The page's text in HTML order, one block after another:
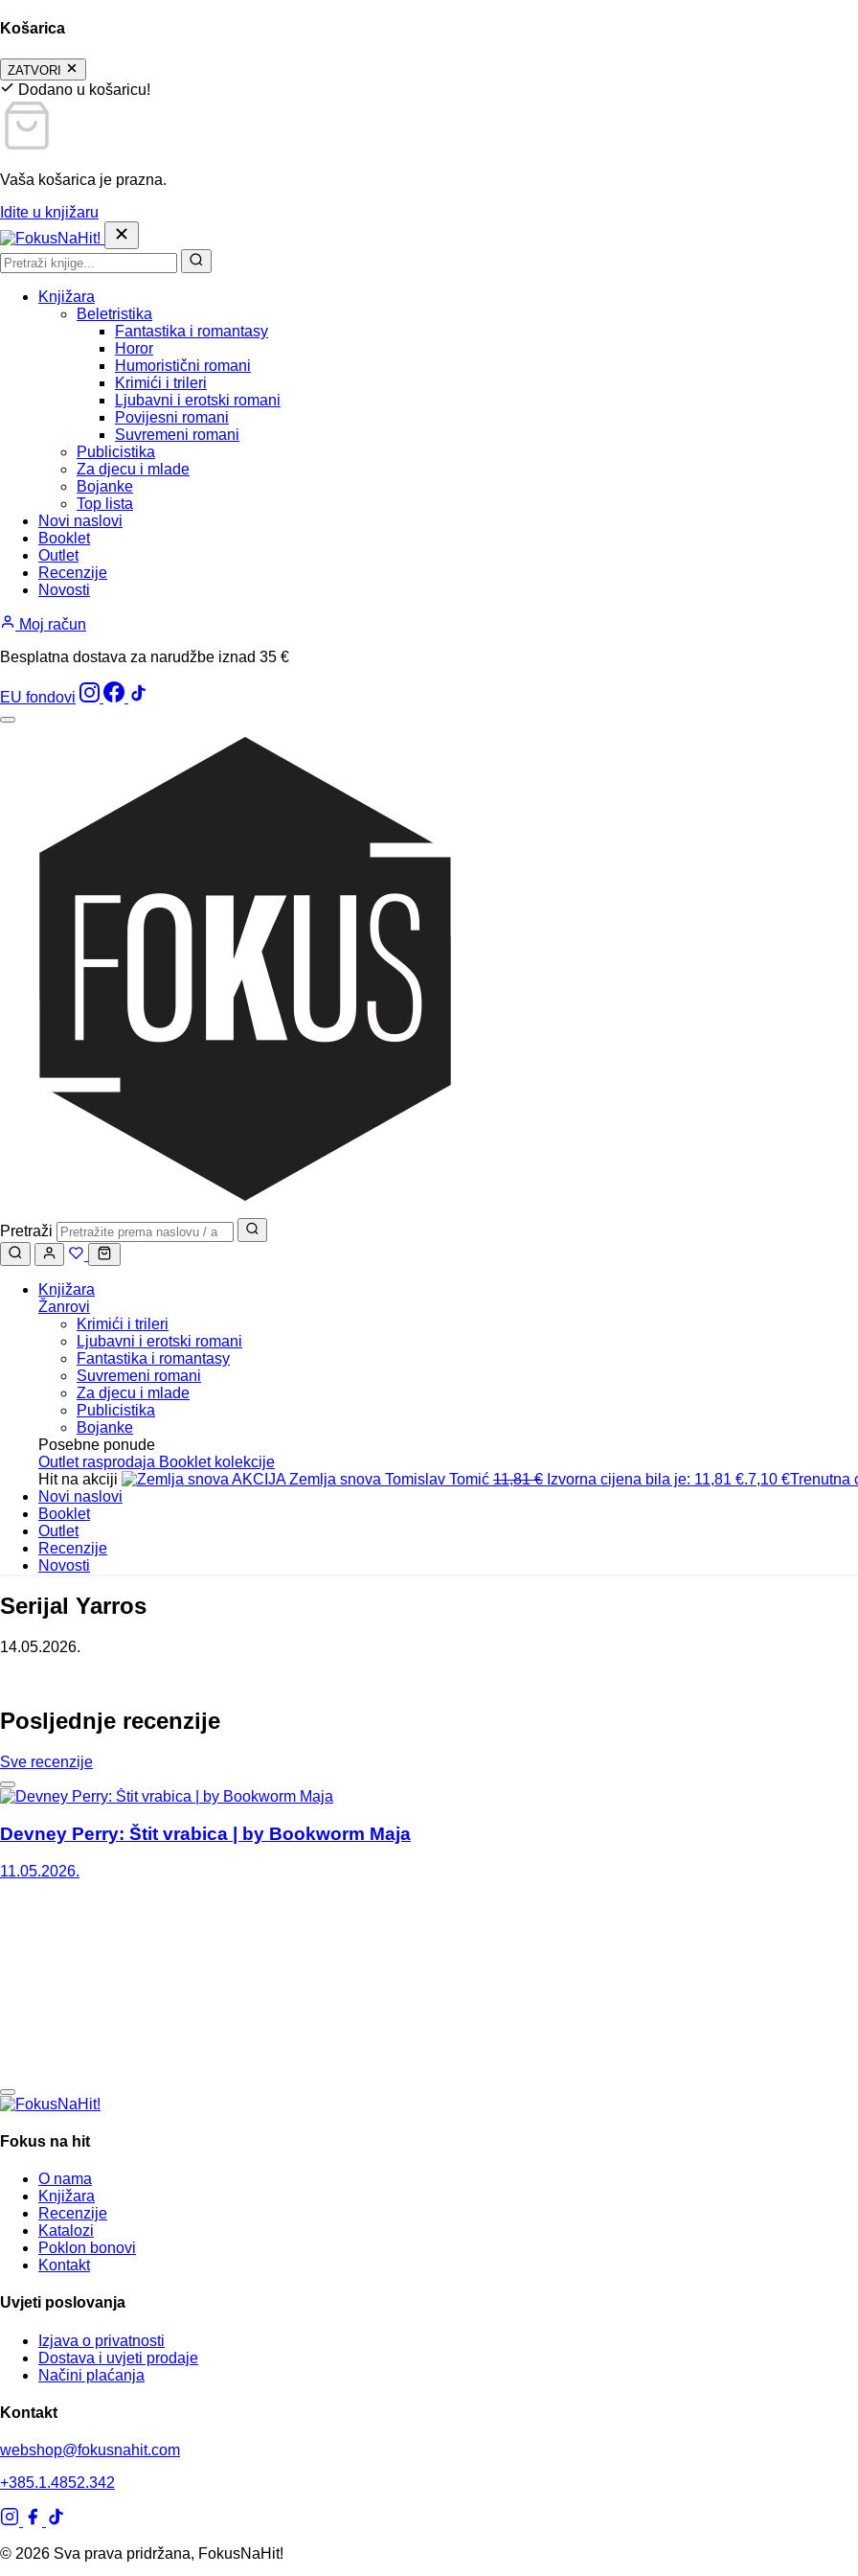
Košarica
ZATVORI
Dodano u košaricu!
Vaša košarica je prazna.
Idite u knjižaru
Knjižara
Beletristika
Fantastika i romantasy
Horor
Humoristični romani
Krimići i trileri
Ljubavni i erotski romani
Povijesni romani
Suvremeni romani
Publicistika
Za djecu i mlade
Bojanke
Top lista
Novi naslovi
Booklet
Outlet
Recenzije
Novosti
Moj račun
Besplatna dostava za narudžbe iznad 35 €
EU fondovi
Pretraži
Knjižara
Žanrovi
Krimići i trileri
Ljubavni i erotski romani
Fantastika i romantasy
Suvremeni romani
Za djecu i mlade
Publicistika
Bojanke
Posebne ponude
Outlet rasprodaja Booklet kolekcije
Hit na akciji
AKCIJA Zemlja snova Tomislav Tomić 11,81€ Izvorna cijena bila je: 11,81 €.7,10 €Trenutna
Novi naslovi
Booklet
Outlet
Recenzije
Novosti
Serijal Yarros
14.05.2026.
Posljednje recenzije
Sve recenzije
Devney Perry: Štit vrabica | by Bookworm Maja
11.05.2026.
Fokus na hit
O nama
Knjižara
Recenzije
Katalozi
Poklon bonovi
Kontakt
Uvjeti poslovanja
Izjava o privatnosti
Dostava i uvjeti prodaje
Načini plaćanja
Kontakt
webshop@fokusnahit.com
+385.1.4852.342
© 2026 Sva prava pridržana, FokusNaHit!